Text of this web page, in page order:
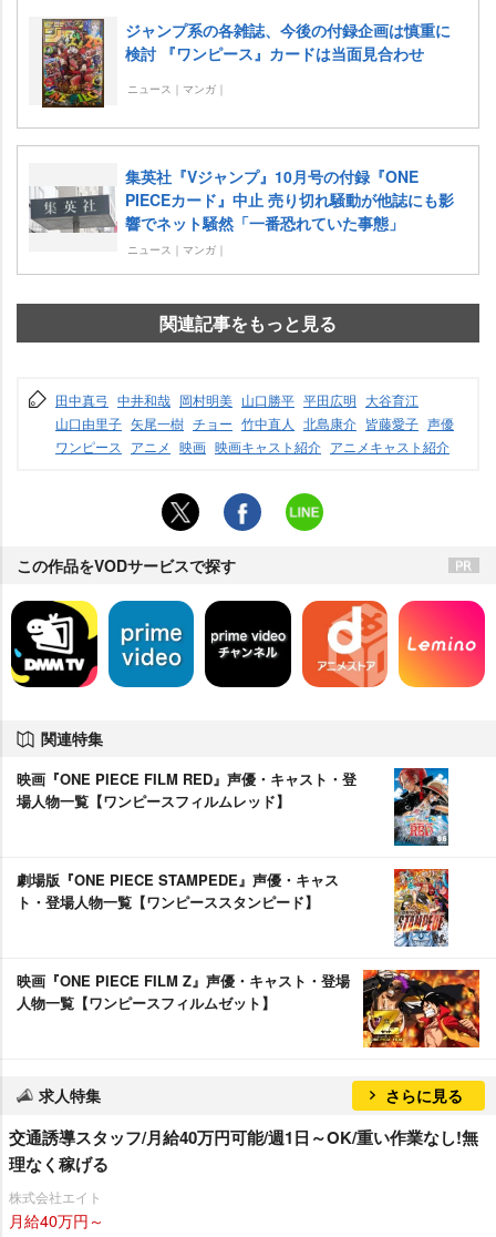
ジャンプ系の各雑誌、今後の付録企画は慎重に
検討 『ワンピース』カードは当面見合わせ
ニュース｜マンガ｜
集英社『Vジャンプ』10月号の付録『ONE
PIECEカード』中止 売り切れ騒動が他誌にも影
響でネット騒然「一番恐れていた事態」
ニュース｜マンガ｜
関連記事をもっと見る
田中真弓 中井和哉 岡村明美 山口勝平 平田広明 大谷育江
山口由里子 矢尾一樹 チョー 竹中直人 北島康介 皆藤愛子 声優
ワンピース
アニメ 映画 映画キャスト紹介 アニメキャスト紹介
この作品をVODサービスで探す
関連特集
映画『ONE PIECE FILM RED』声優・キャスト・登
場人物一覧【ワンピースフィルムレッド】
劇場版『ONE PIECE STAMPEDE』声優・キャス
ト・登場人物一覧【ワンピーススタンピード】
映画『ONE PIECE FILM Z』声優・キャスト・登場
人物一覧【ワンピースフィルムゼット】
求人特集 さらに見る
交通誘導スタッフ/月給40万円可能/週1日～OK/重い作業なし!無
理なく稼げる
株式会社エイト
月給40万円～